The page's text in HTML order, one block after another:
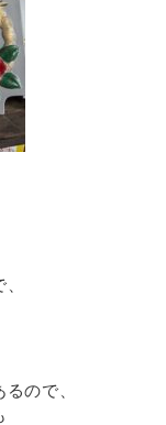
ので、